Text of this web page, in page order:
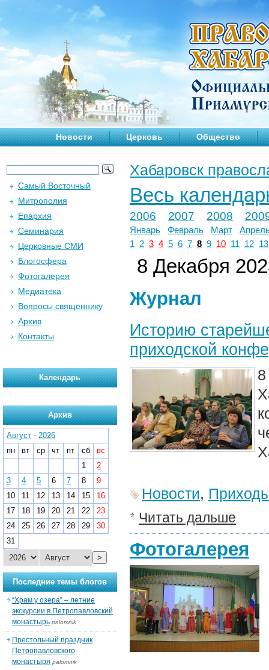
Новости Церковь Общество
Хабаровск
Весь
2006 2007 2008
Январь Февраль Март
1
2 3 4 5 6 7 8 9 10 11 12 13
8 Декабря
Журнал
Историю
приходской
Новости,
Читать дальше
Фотогалерея
Самый Восточный
Митрополия
Епархия
Семинария
Церковные СМИ
Блогосфера
Фотогалерея
Медиатека
Вопросы священнику
Архив
Контакты
Календарь
Архив
Август - 2026
пн
вт ср чт пт сб
вс
1
2
3
4 5 6 7 8
9
10
11 12 13 14 15
16
17
18 19 20 21 22
23
24
25 26 27 28 29
30
31
>
Последние темы блогов
“Храм у озера” – летние
экскурсии в Петропавловский
монастырь palomnik
Престольный праздник
Петропавловского
монастыря palomnik